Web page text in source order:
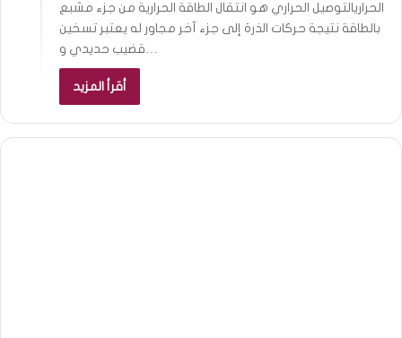
الحراريالتوصيل الحراري هو انتقال الطاقة الحرارية من جزء مشبع
بالطاقة نتيجة حركات الذرة إلى جزء آخر مجاور له يعتبر تسخين
قضيب حديدي و…
أقرأ المزيد